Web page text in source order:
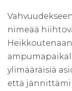
nimeää
ylimääräisiä
että